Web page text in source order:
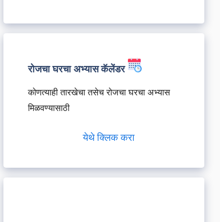
रोजचा घरचा अभ्यास कॅलेंडर
कोणत्याही तारखेचा तसेच रोजचा घरचा अभ्यास
मिळवण्यासाठी
येथे क्लिक करा